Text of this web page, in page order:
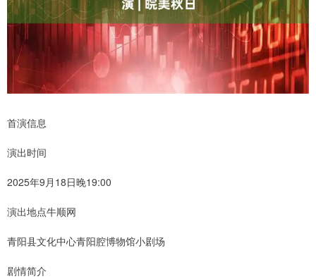
首演信息
演出时间
2025年9月18日晚19:00
演出地点牛顺网
青阳县文化中心青阳腔博物馆小剧场
剧情简介